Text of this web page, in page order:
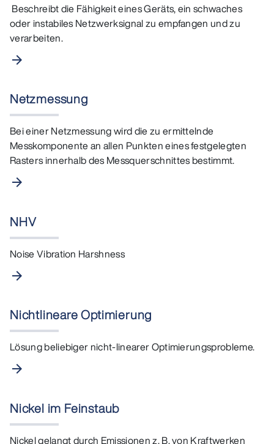
Beschreibt die Fähigkeit eines Geräts, ein schwaches
oder instabiles Netzwerksignal zu empfangen und zu
verarbeiten.
arrow_forward
Netzmessung
Bei einer Netzmessung wird die zu ermittelnde
Messkomponente an allen Punkten eines festgelegten
Rasters innerhalb des Messquerschnittes bestimmt.
arrow_forward
NHV
Noise Vibration Harshness
arrow_forward
Nichtlineare Optimierung
Lösung beliebiger nicht-linearer Optimierungsprobleme.
arrow_forward
Nickel im Feinstaub
Nickel gelangt durch Emissionen z. B. von Kraftwerken